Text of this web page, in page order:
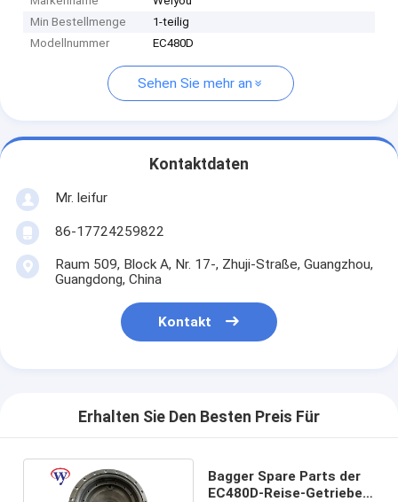
Min Bestellmenge
1-teilig
Modellnummer
EC480D
Sehen Sie mehr an
Kontaktdaten
Mr. leifur
86-17724259822
Raum 509, Block A, Nr. 17-, Zhuji-Straße, Guangzhou,
Guangdong, China
Kontakt
Erhalten Sie Den Besten Preis Für
Bagger Spare Parts der
EC480D-Reise-Getriebe-